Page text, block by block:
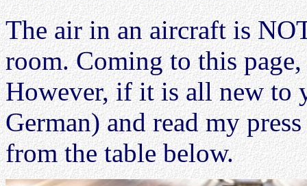
The air in an aircraft is
room. Coming to this
However, if it is all new to
German) and read my
from the table below.